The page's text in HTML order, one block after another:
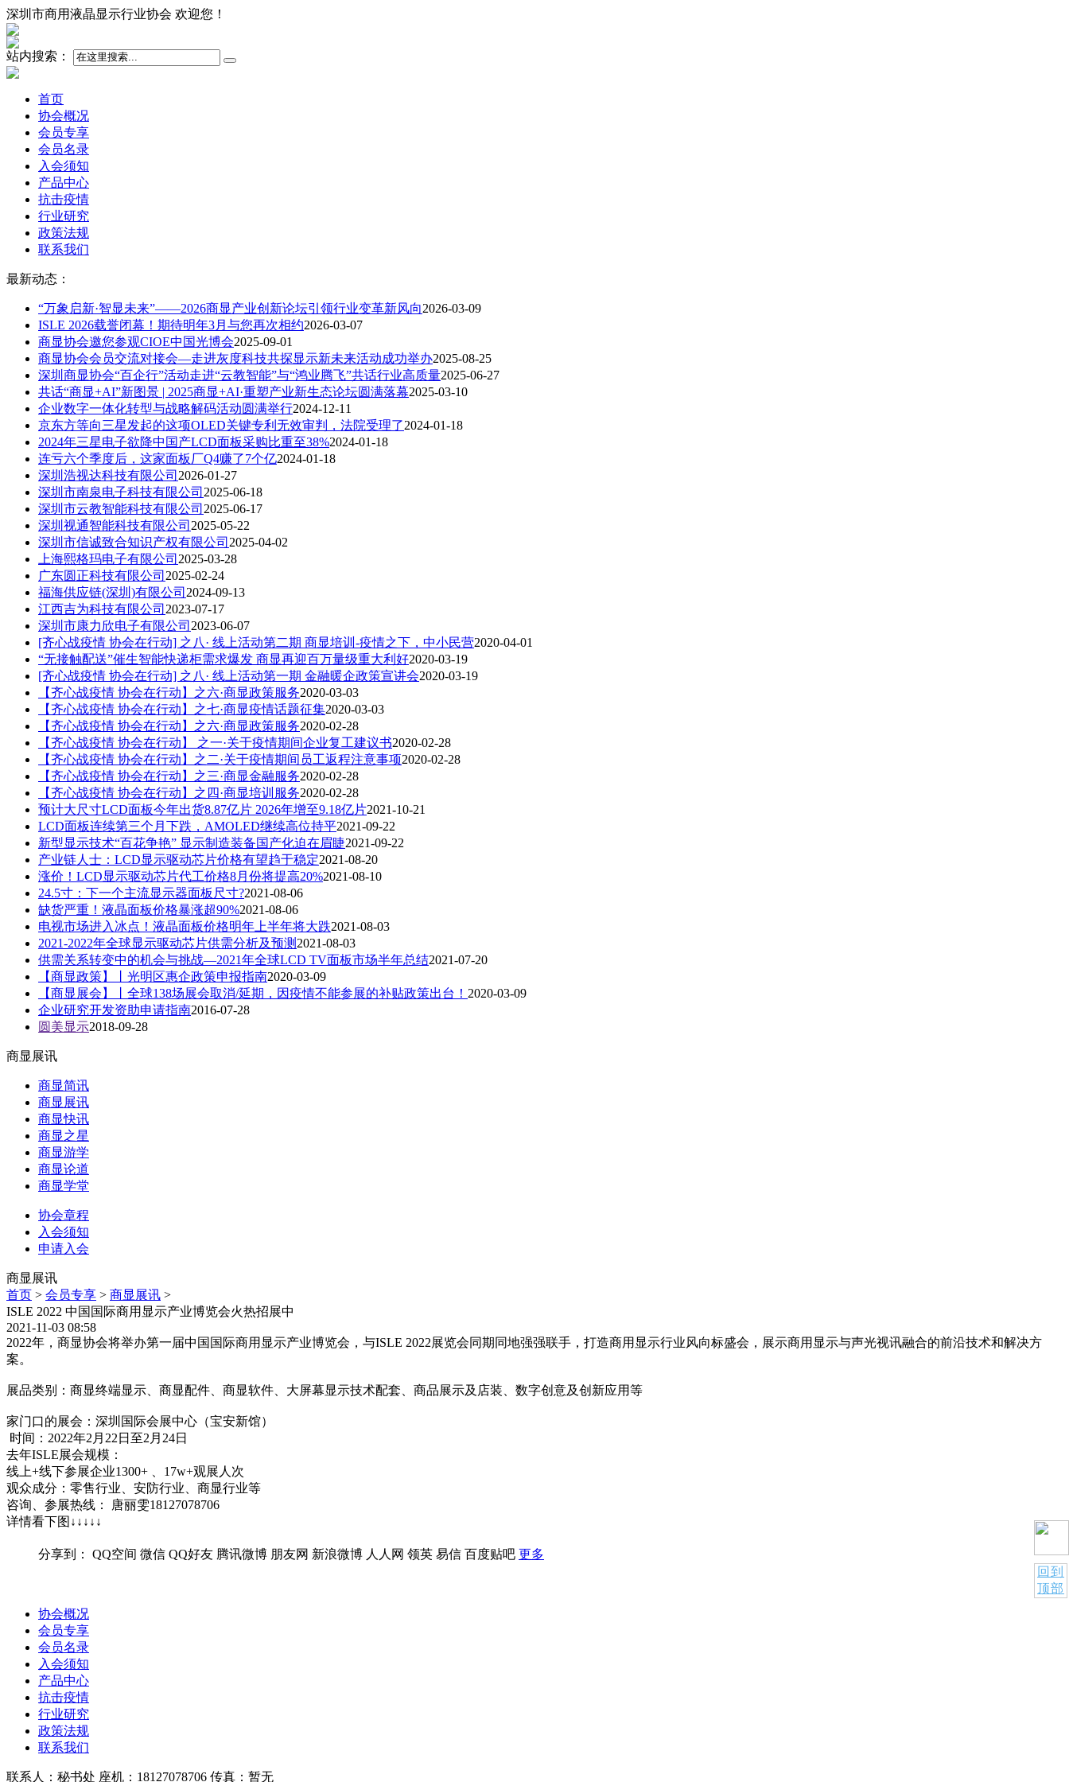
深圳市商用液晶显示行业协会 欢迎您！
站内搜索：
首页
协会概况
会员专享
会员名录
入会须知
产品中心
抗击疫情
行业研究
政策法规
联系我们
最新动态：
“万象启新·智显未来”——2026商显产业创新论坛引领行业变革新风向2026-03-09
ISLE 2026载誉闭幕！期待明年3月与您再次相约2026-03-07
商显协会邀您参观CIOE中国光博会2025-09-01
商显协会会员交流对接会—走进灰度科技共探显示新未来活动成功举办2025-08-25
深圳商显协会“百企行”活动走进“云教智能”与“鸿业腾飞”共话行业高质量2025-06-27
共话“商显+AI”新图景 | 2025商显+AI·重塑产业新生态论坛圆满落幕2025-03-10
企业数字一体化转型与战略解码活动圆满举行2024-12-11
京东方等向三星发起的这项OLED关键专利无效审判，法院受理了2024-01-18
2024年三星电子欲降中国产LCD面板采购比重至38%2024-01-18
连亏六个季度后，这家面板厂Q4赚了7个亿2024-01-18
深圳浩视达科技有限公司 2026-01-27
深圳市南泉电子科技有限公司 2025-06-18
深圳市云教智能科技有限公司 2025-06-17
深圳视通智能科技有限公司 2025-05-22
深圳市信诚致合知识产权有限公司 2025-04-02
上海熙格玛电子有限公司 2025-03-28
广东圆正科技有限公司 2025-02-24
福海供应链(深圳)有限公司 2024-09-13
江西吉为科技有限公司 2023-07-17
深圳市康力欣电子有限公司 2023-06-07
[齐心战疫情 协会在行动] 之八· 线上活动第二期 商显培训-疫情之下，中小民营2020-04-01
“无接触配送”催生智能快递柜需求爆发 商显再迎百万量级重大利好2020-03-19
[齐心战疫情 协会在行动] 之八· 线上活动第一期 金融暖企政策宣讲会2020-03-19
【齐心战疫情 协会在行动】之六·商显政策服务2020-03-03
【齐心战疫情 协会在行动】之七·商显疫情话题征集2020-03-03
【齐心战疫情 协会在行动】之六·商显政策服务2020-02-28
【齐心战疫情 协会在行动】 之一·关于疫情期间企业复工建议书2020-02-28
【齐心战疫情 协会在行动】之二·关于疫情期间员工返程注意事项2020-02-28
【齐心战疫情 协会在行动】之三·商显金融服务2020-02-28
【齐心战疫情 协会在行动】之四·商显培训服务2020-02-28
预计大尺寸LCD面板今年出货8.87亿片 2026年增至9.18亿片2021-10-21
LCD面板连续第三个月下跌，AMOLED继续高位持平2021-09-22
新型显示技术“百花争艳” 显示制造装备国产化迫在眉睫2021-09-22
产业链人士：LCD显示驱动芯片价格有望趋于稳定2021-08-20
涨价！LCD显示驱动芯片代工价格8月份将提高20%2021-08-10
24.5寸：下一个主流显示器面板尺寸?2021-08-06
缺货严重！液晶面板价格暴涨超90%2021-08-06
电视市场进入冰点！液晶面板价格明年上半年将大跌2021-08-03
2021-2022年全球显示驱动芯片供需分析及预测 2021-08-03
供需关系转变中的机会与挑战—2021年全球LCD TV面板市场半年总结2021-07-20
【商显政策】丨光明区惠企政策申报指南2020-03-09
【商显展会】丨全球138场展会取消/延期，因疫情不能参展的补贴政策出台！​ 2020-03-09
企业研究开发资助申请指南2016-07-28
圆美显示2018-09-28
商显展讯
商显简讯
商显展讯
商显快讯
商显之星
商显游学
商显论道
商显学堂
协会章程
入会须知
申请入会
商显展讯
首页 > 会员专享 > 商显展讯 >
ISLE 2022 中国国际商用显示产业博览会火热招展中
2021-11-03 08:58
2022年，商显协会将举办第一届中国国际商用显示产业博览会，与ISLE 2022展览会同期同地强强联手，打造商用显示行业风向标盛会，展示商用显示与声光视讯融合的前沿技术和解决方
案。
展品类别：商显终端显示、商显配件、商显软件、大屏幕显示技术配套、商品展示及店装、数字创意及创新应用等
家门口的展会：深圳国际会展中心（宝安新馆）
时间：2022年2月22日至2月24日
去年ISLE展会规模：
线上+线下参展企业1300+ 、17w+观展人次
观众成分：零售行业、安防行业、商显行业等
咨询、参展热线： 唐丽雯18127078706
详情看下图↓↓↓↓↓
分享到： QQ空间 微信 QQ好友 腾讯微博 朋友网 新浪微博 人人网 领英 易信 百度贴吧 更多
协会概况
会员专享
会员名录
入会须知
产品中心
抗击疫情
行业研究
政策法规
联系我们
联系人：秘书处 座机：18127078706 传真：暂无
回到
顶部